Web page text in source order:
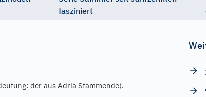
fasziniert
der aus Adria Stammende).